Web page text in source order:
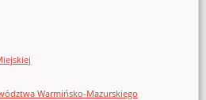
Warmińsko-Mazurskiego